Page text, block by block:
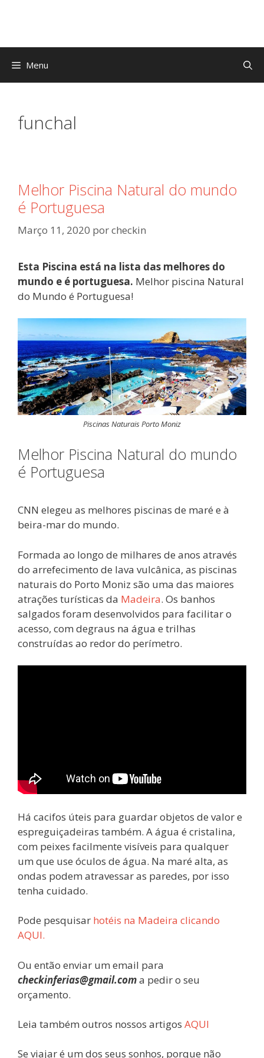
conteúdo
Menu
funchal
Melhor Piscina Natural do mundo
é Portuguesa
Março 11, 2020 porcheckin
Esta Piscina está na lista das melhores do
mundo e é portuguesa. Melhor piscina Natural
do Mundo é Portuguesa!
Piscinas Naturais Porto Moniz
Melhor Piscina Natural do mundo
é Portuguesa
CNN elegeu as melhores piscinas de maré e à
beira-mar do mundo.
Formada ao longo de milhares de anos através
do arrefecimento de lava vulcânica, as piscinas
naturais do Porto Moniz são uma das maiores
atrações turísticas da Madeira. Os banhos
salgados foram desenvolvidos para facilitar o
acesso, com degraus na água e trilhas
construídas ao redor do perímetro.
Há cacifos úteis para guardar objetos de valor e
espreguiçadeiras também. A água é cristalina,
com peixes facilmente visíveis para qualquer
um que use óculos de água. Na maré alta, as
ondas podem atravessar as paredes, por isso
tenha cuidado.
Pode pesquisar hotéis na Madeira clicando
AQUI.
Ou então enviar um email para
checkinferias@gmail.coma pedir o seu
orçamento.
Leia também outros nossos artigos AQUI
Se viajar é um dos seus sonhos, porque não